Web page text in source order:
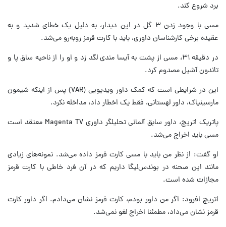
برد شروع کند.
مسی با وجود زدن ۳ گل در این دیدار، به دلیل یک خطای شدید و به
عقیده برخی کارشناسان داوری، باید با کارت قرمز روبه‌رو می‌شد.
در دقیقه ۳۱، مسی از پشت به آیسا مندی لگد زد و او را از ناحیه ساق پا و
تاندون آشیل مصدوم کرد.
این در شرایطی است که کمک داور ویدیویی (VAR) پس از اینکه شیمون
مارسینیاک، داور لهستانی، فقط یک اخطار داد، مداخله نکرد.
پاتریک اتریچ، داور سابق آلمانی تحلیلگر داوری Magenta TV معتقد است
مسی باید اخراج می‌شد.
او گفت: از نظر من باید با مسی کارت قرمز داده می‌شد. نمونه‌های زیادی
مانند این صحنه در بوندس‌لیگا داریم که در آن فرد خاطی با کارت قرمز
مجازات شده است.
اتریچ افرود: اگر من داور بودم، کارت قرمز نشان می‌دادم. اگر داور کارت
قرمز نشان می‌داد، مطمئنا اخراج لغو نمی‌شد.